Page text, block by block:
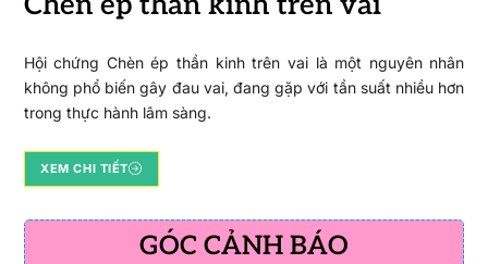
Hội chứng Chèn ép thần kinh trên vai là một nguyên nhân
không phổ biến gây đau vai, đang gặp với tần suất nhiều hơn
trong thực hành lâm sàng.
XEM CHI TIẾT
GÓC CẢNH BÁO